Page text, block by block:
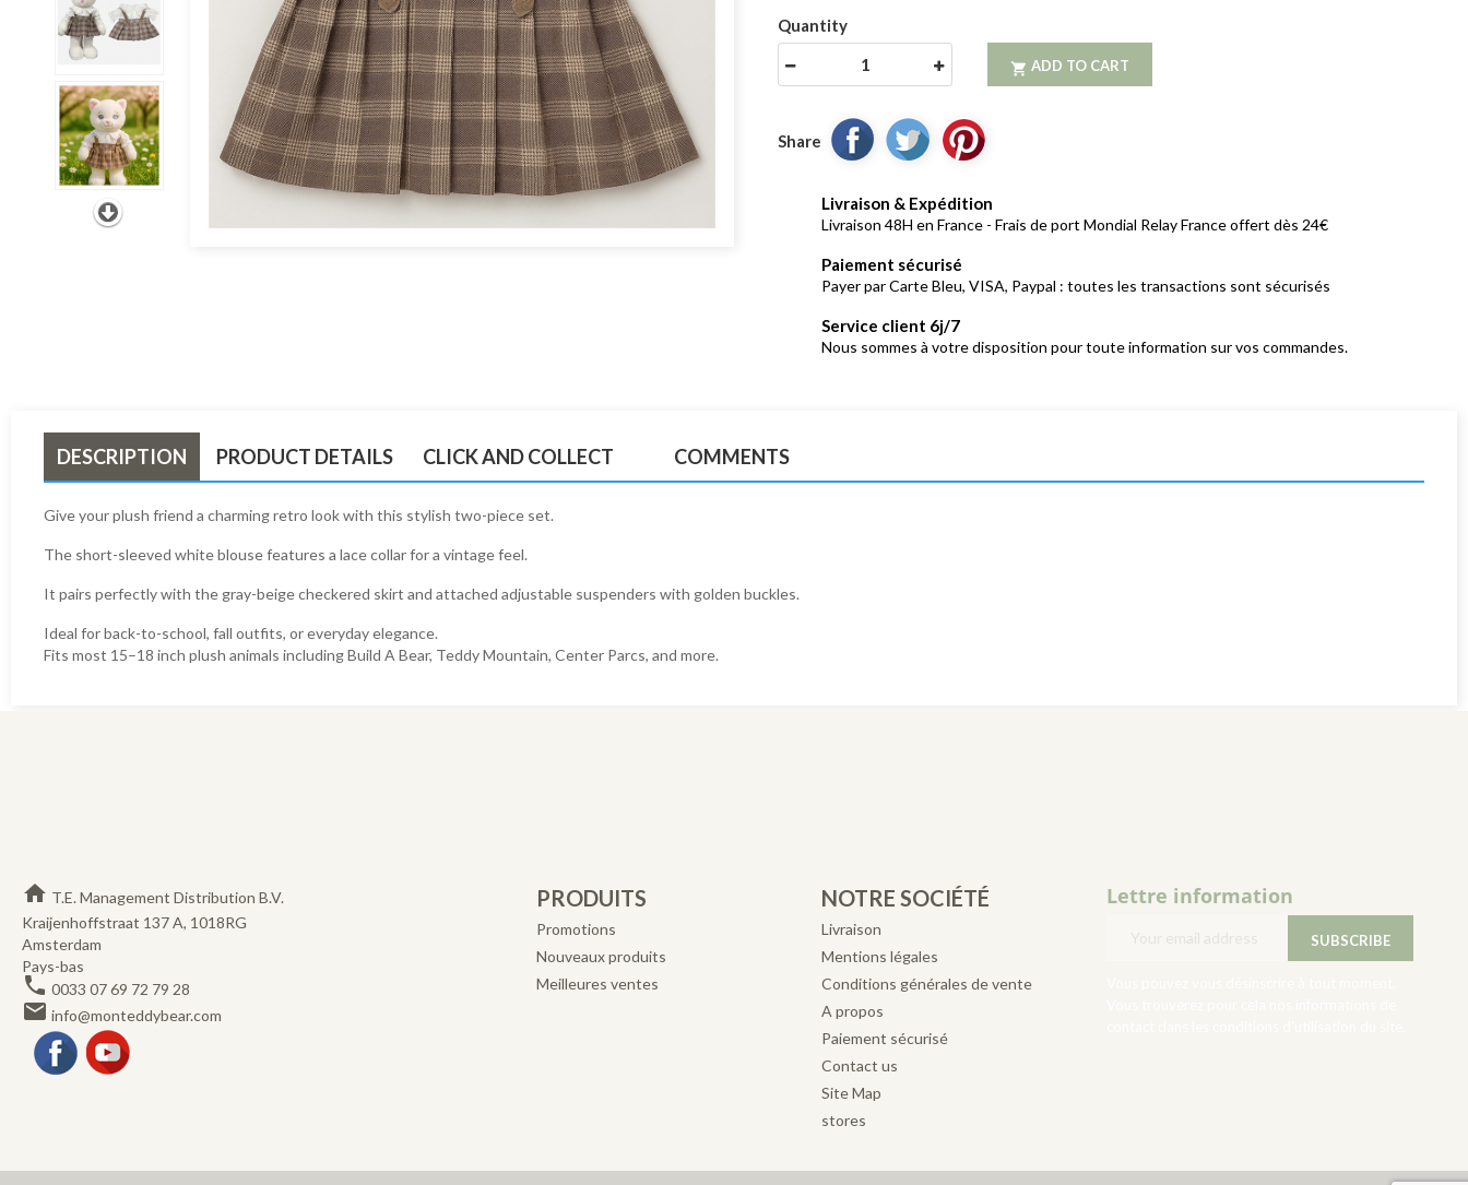
Quantity
 ADD TO CART
Share
Livraison & Expédition
Livraison 48H en France - Frais de port Mondial Relay France offert dès 24€
Paiement sécurisé
Payer par Carte Bleu, VISA, Paypal : toutes les transactions sont sécurisés
Service client 6j/7
Nous sommes à votre disposition pour toute information sur vos commandes.
DESCRIPTION PRODUCT DETAILS CLICK AND COLLECT COMMENTS
Give your plush friend a charming retro look with this stylish two-piece set.
The short-sleeved white blouse features a lace collar for a vintage feel.
It pairs perfectly with the gray-beige checkered skirt and attached adjustable suspenders with golden buckles.
Ideal for back-to-school, fall outfits, or everyday elegance.
Fits most 15–18 inch plush animals including Build A Bear, Teddy Mountain, Center Parcs, and more.
home T.E. Management Distribution B.V.
Kraijenhoffstraat 137 A, 1018RG
Amsterdam
Pays-bas
phone 0033 07 69 72 79 28
email info@monteddybear.com
Facebook
PRODUITS
Promotions
Nouveaux produits
Meilleures ventes
NOTRE SOCIÉTÉ
Livraison
Mentions légales
Conditions générales de vente
A propos
Paiement sécurisé
Contact us
Site Map
stores
Lettre information